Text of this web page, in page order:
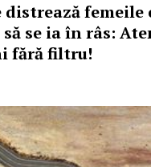
distrează femeile
se ia în râs:
fără filtru!